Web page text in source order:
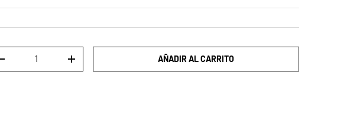
DISMINUIR CANTIDADAUMENTAR LA CANTIDADAÑADIR AL CARRITO